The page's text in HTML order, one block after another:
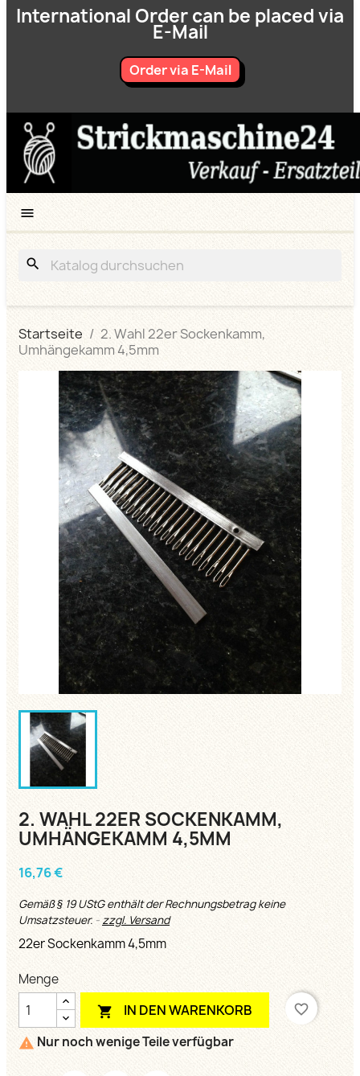
International Order can be placed via
E-Mail
Order via E-Mail

search
Startseite
2. Wahl 22er Sockenkamm,
Umhängekamm 4,5mm
2. WAHL 22ER SOCKENKAMM,
UMHÄNGEKAMM 4,5MM
16,76 €
Gemäß § 19 UStG enthält der Rechnungsbetrag keine
Umsatzsteuer.
zzgl. Versand
22er Sockenkamm 4,5mm
Menge
 IN DEN WARENKORB favorite_border
 Nur noch wenige Teile verfügbar